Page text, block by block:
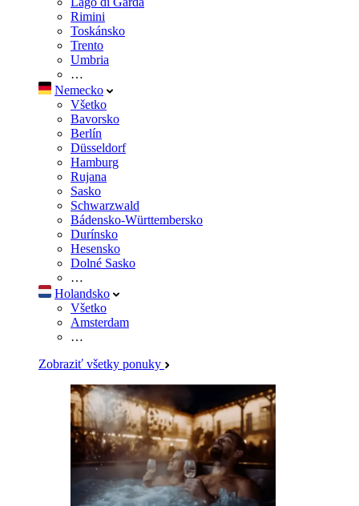
Rimini
Toskánsko
Trento
Umbria
…
Nemecko
Všetko
Bavorsko
Berlín
Düsseldorf
Hamburg
Rujana
Sasko
Schwarzwald
Bádensko-Württembersko
Durínsko
Hesensko
Dolné Sasko
…
Holandsko
Všetko
Amsterdam
…
Zobraziť všetky ponuky